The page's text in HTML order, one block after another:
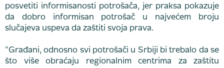
posvetiti informisanosti potrošača, jer praksa pokazuje
da dobro informisan potrošač u najvećem broju
slučajeva uspeva da zaštiti svoja prava.
"Građani, odnosno svi potrošači u Srbiji bi trebalo da se
što više obraćaju regionalnim centrima za zaštitu